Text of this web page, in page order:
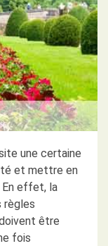
une certaine
et mettre en
En effet, la
règles
être
fois